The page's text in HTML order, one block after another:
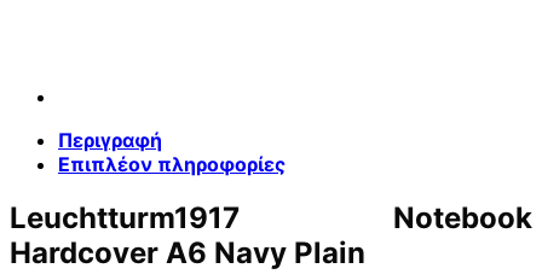
Περιγραφή
Επιπλέον πληροφορίες
Leuchtturm1917 Notebook
Hardcover A6 Navy Plain